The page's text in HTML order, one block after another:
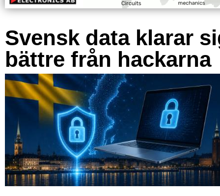
Svensk data klarar
bättre från hackarna